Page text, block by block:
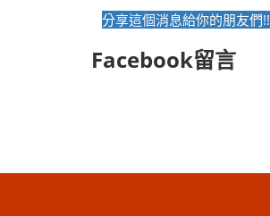
分享這個消息給你的朋友們!!
Facebook留言